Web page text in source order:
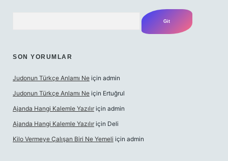
SON YORUMLAR
Judonun Türkçe Anlamı Ne için admin
Judonun Türkçe Anlamı Ne için Ertuğrul
Ajanda Hangi Kalemle Yazılır için admin
Ajanda Hangi Kalemle Yazılır için Deli
Kilo Vermeye Çalışan Biri Ne Yemeli için admin